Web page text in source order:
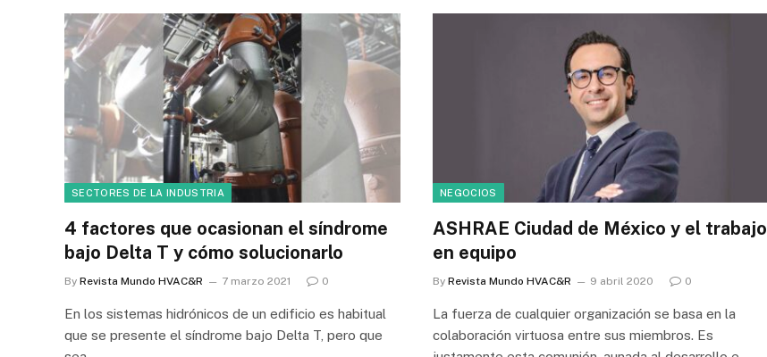
SECTORES DE LA INDUSTRIA
4 factores que ocasionan el síndrome
bajo Delta T y cómo solucionarlo
By Revista Mundo HVAC&R 7 marzo 2021 0
En los sistemas hidrónicos de un edificio es habitual
que se presente el síndrome bajo Delta T, pero que
NEGOCIOS
ASHRAE Ciudad de México y el trabajo
en equipo
By Revista Mundo HVAC&R 9 abril 2020 0
La fuerza de cualquier organización se basa en la
colaboración virtuosa entre sus miembros. Es